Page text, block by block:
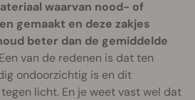
waarvan nood- of
gemaakt en deze zakjes
beter dan de gemiddelde
van de redenen is dat ten
ondoorzichtig is en dit
licht. En je weet vast wel dat